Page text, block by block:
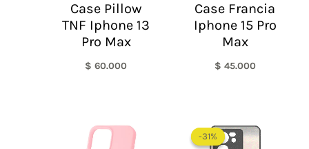
Case Pillow
TNF Iphone 13
Pro Max
$ 60.000
Case Francia
Iphone 15 Pro
Max
$ 45.000
-31%
-31%
de